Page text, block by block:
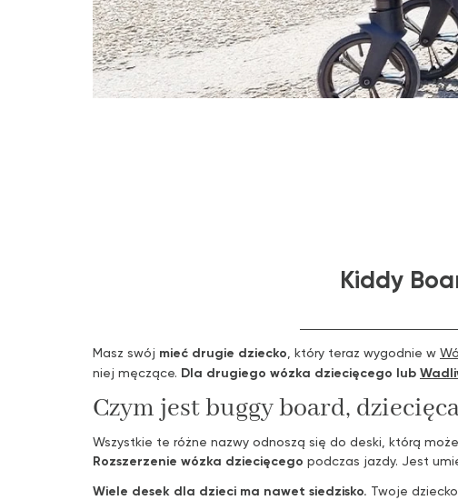
Kiddy
Masz swój mieć drugie dziecko , który teraz wygodnie w
niej męczące. Dla drugiego wózka dziecięcego lub
Czym jest buggy board,
Wszystkie te różne nazwy odnoszą się do deski, którą
Rozszerzenie wózka dziecięcego podczas jazdy. Jest
Wiele desek dla dzieci ma nawet siedzisko. Twoje